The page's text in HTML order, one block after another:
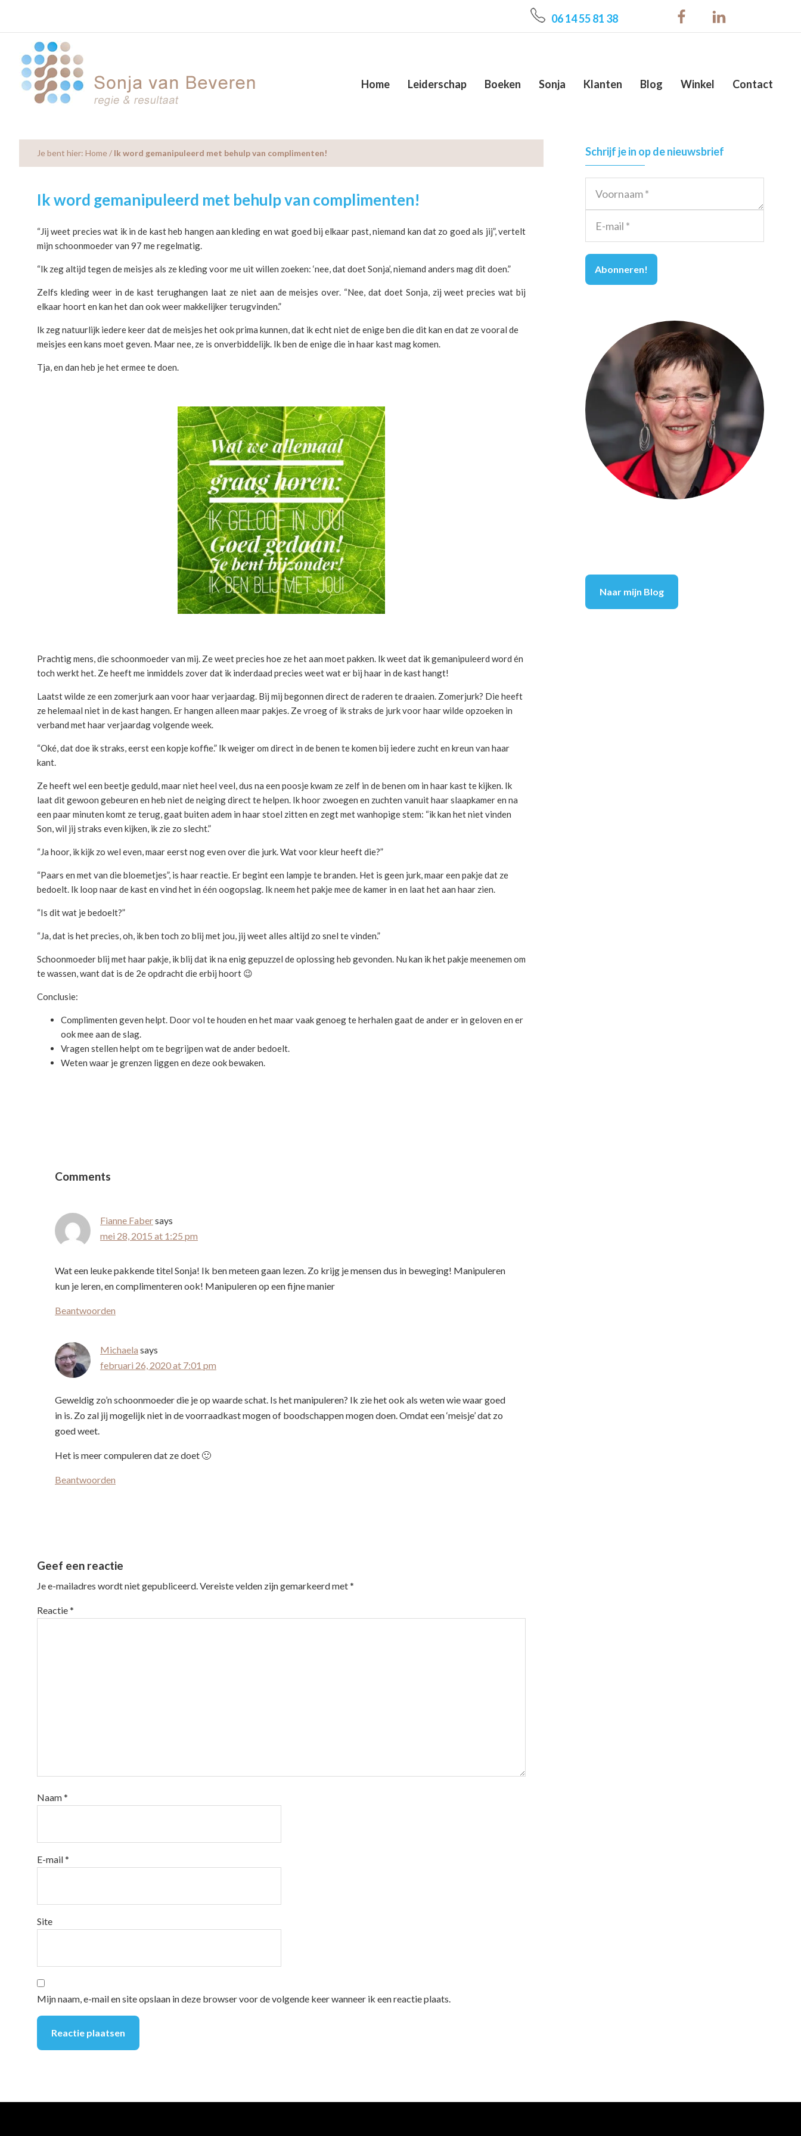
main
primary
footer
06 14 55 81 38
Home Leiderschap Boeken Sonja Klanten Blog Winkel Contact
Je bent hier: Home / Ik word gemanipuleerd met behulp van complimenten!
Ik word gemanipuleerd met behulp van complimenten!
“Jij weet precies wat ik in de kast heb hangen aan kleding en wat goed bij elkaar past, niemand kan dat zo goed als jij”, vertelt
mijn schoonmoeder van 97 me regelmatig.
“Ik zeg altijd tegen de meisjes als ze kleding voor me uit willen zoeken: ‘nee, dat doet Sonja’, niemand anders mag dit doen.”
Zelfs kleding weer in de kast terughangen laat ze niet aan de meisjes over. “Nee, dat doet Sonja, zij weet precies wat bij
elkaar hoort en kan het dan ook weer makkelijker terugvinden.”
Ik zeg natuurlijk iedere keer dat de meisjes het ook prima kunnen, dat ik echt niet de enige ben die dit kan en dat ze vooral de
meisjes een kans moet geven. Maar nee, ze is onverbiddelijk. Ik ben de enige die in haar kast mag komen.
Tja, en dan heb je het ermee te doen.
Prachtig mens, die schoonmoeder van mij. Ze weet precies hoe ze het aan moet pakken. Ik weet dat ik gemanipuleerd word én
toch werkt het. Ze heeft me inmiddels zover dat ik inderdaad precies weet wat er bij haar in de kast hangt!
Laatst wilde ze een zomerjurk aan voor haar verjaardag. Bij mij begonnen direct de raderen te draaien. Zomerjurk? Die heeft
ze helemaal niet in de kast hangen. Er hangen alleen maar pakjes. Ze vroeg of ik straks de jurk voor haar wilde opzoeken in
verband met haar verjaardag volgende week.
“Oké, dat doe ik straks, eerst een kopje koffie.” Ik weiger om direct in de benen te komen bij iedere zucht en kreun van haar
kant.
Ze heeft wel een beetje geduld, maar niet heel veel, dus na een poosje kwam ze zelf in de benen om in haar kast te kijken. Ik
laat dit gewoon gebeuren en heb niet de neiging direct te helpen. Ik hoor zwoegen en zuchten vanuit haar slaapkamer en na
een paar minuten komt ze terug, gaat buiten adem in haar stoel zitten en zegt met wanhopige stem: “ik kan het niet vinden
Son, wil jij straks even kijken, ik zie zo slecht.”
“Ja hoor, ik kijk zo wel even, maar eerst nog even over die jurk. Wat voor kleur heeft die?”
“Paars en met van die bloemetjes”, is haar reactie. Er begint een lampje te branden. Het is geen jurk, maar een pakje dat ze
bedoelt. Ik loop naar de kast en vind het in één oogopslag. Ik neem het pakje mee de kamer in en laat het aan haar zien.
“Is dit wat je bedoelt?”
“Ja, dat is het precies, oh, ik ben toch zo blij met jou, jij weet alles altijd zo snel te vinden.”
Schoonmoeder blij met haar pakje, ik blij dat ik na enig gepuzzel de oplossing heb gevonden. Nu kan ik het pakje meenemen om
te wassen, want dat is de 2e opdracht die erbij hoort 😉
Conclusie:
Complimenten geven helpt. Door vol te houden en het maar vaak genoeg te herhalen gaat de ander er in geloven en er
ook mee aan de slag.
Vragen stellen helpt om te begrijpen wat de ander bedoelt.
Weten waar je grenzen liggen en deze ook bewaken.
Comments
Fianne Fabersays
mei 28, 2015 at 1:25 pm
Wat een leuke pakkende titel Sonja! Ik ben meteen gaan lezen. Zo krijg je mensen dus in beweging! Manipuleren
kun je leren, en complimenteren ook! Manipuleren op een fijne manier
Beantwoorden
Michaela says
februari 26, 2020 at 7:01 pm
Geweldig zo’n schoonmoeder die je op waarde schat. Is het manipuleren? Ik zie het ook als weten wie waar goed
in is. Zo zal jij mogelijk niet in de voorraadkast mogen of boodschappen mogen doen. Omdat een ‘meisje’ dat zo
goed weet.
Het is meer compuleren dat ze doet 🙂
Beantwoorden
Geef een reactie
Je e-mailadres wordt niet gepubliceerd.Vereiste velden zijn gemarkeerd met*
Reactie*
Naam*
E-mail*
Site
Mijn naam, e-mail en site opslaan in deze browser voor de volgende keer wanneer ik een reactie plaats.
Primary
Sidebar
Schrijf je in op de nieuwsbrief
Naar mijn Blog